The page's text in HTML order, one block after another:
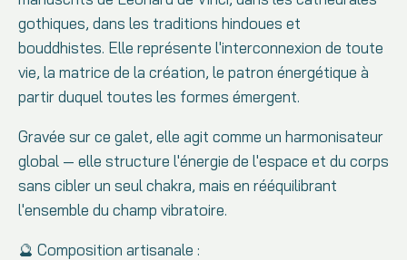
gothiques, dans les traditions hindoues et
bouddhistes. Elle représente l'interconnexion de toute
vie, la matrice de la création, le patron énergétique à
partir duquel toutes les formes émergent.
Gravée sur ce galet, elle agit comme un harmonisateur
global — elle structure l'énergie de l'espace et du corps
sans cibler un seul chakra, mais en rééquilibrant
l'ensemble du champ vibratoire.
🔮 Composition artisanale :